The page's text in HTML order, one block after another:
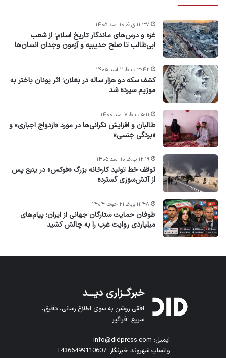
غزه و درس‌های ماندگار تاریخ اسلام؛ از شعب
ابی‌طالب تا صلح حدیبیه و آزمون وجدان انسان‌ها
۱۱:۳۷ ق.ظ ۱۰ اسد ۱۴۰۵
کشف سکه دو هزار ساله در بغلان؛ اثر یونان باختر به
موزیم سپرده شد
۳:۴۲ ب.ظ ۱۱ اسد ۱۴۰۵
طالبان و افزایش نگرانی‌ها در مورد «ازدواج اجباری» و
«بردگی جنسی»
۵:۱۱ ب.ظ ۷ اسد ۱۴۰۰
توقف خط تولید کارخانه بزرگ «فوکس» در ینبع پس
از آتش‌سوزی گسترده
۱۲:۱۹ ب.ظ ۱۰ اسد ۱۴۰۵
طوفان حمایت ستارگان جهانی از ایران؛ پیام‌های
میلیاردی روایت غرب را به چالش کشید
۱۱:۴۸ ق.ظ ۲۱ حوت ۱۴۰۴
خبرگــزاری دیـــد
افقی روشن به سوی اطلاع رسانی، دقیق،
سریع، فراگیر
ایمیل: info@didpress.com
واتساپ شهروند خبرنگار: 4366499110607+